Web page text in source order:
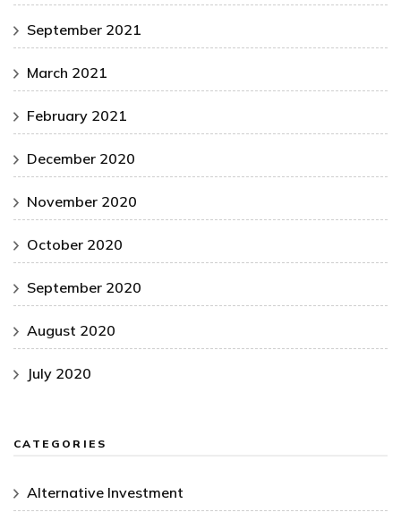
September 2021
March 2021
February 2021
December 2020
November 2020
October 2020
September 2020
August 2020
July 2020
CATEGORIES
Alternative Investment